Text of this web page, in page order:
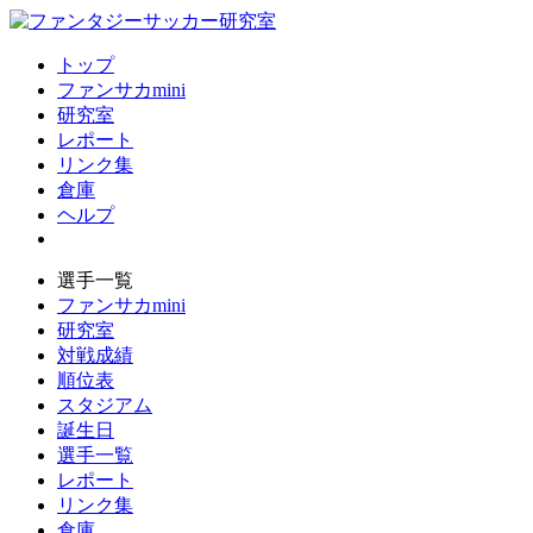
トップ
ファンサカmini
研究室
レポート
リンク集
倉庫
ヘルプ
選手一覧
ファンサカmini
研究室
対戦成績
順位表
スタジアム
誕生日
選手一覧
レポート
リンク集